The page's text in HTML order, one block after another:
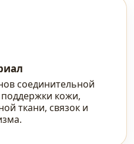
соединительной
кожи,
ткани, связок и